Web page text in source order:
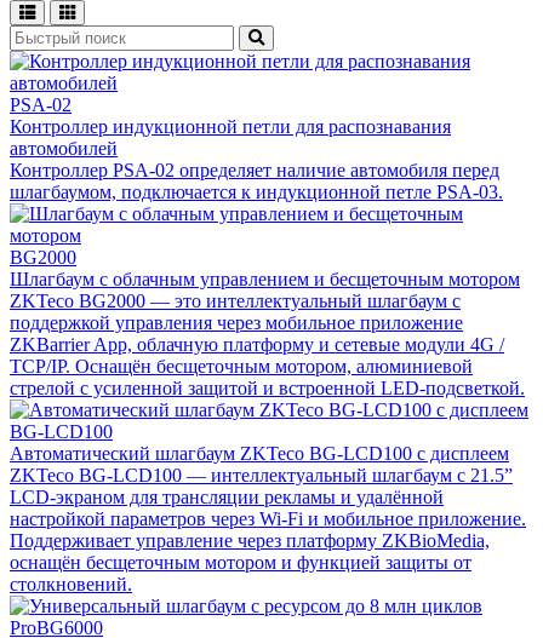
PSA-02
Контроллер индукционной петли для распознавания
автомобилей
Контроллер PSA-02 определяет наличие автомобиля перед
шлагбаумом, подключается к индукционной петле PSA-03.
BG2000
Шлагбаум с облачным управлением и бесщеточным мотором
ZKTeco BG2000 — это интеллектуальный шлагбаум с
поддержкой управления через мобильное приложение
ZKBarrier App, облачную платформу и сетевые модули 4G /
TCP/IP. Оснащён бесщеточным мотором, алюминиевой
стрелой с усиленной защитой и встроенной LED-подсветкой.
BG-LCD100
Автоматический шлагбаум ZKTeco BG-LCD100 с дисплеем
ZKTeco BG-LCD100 — интеллектуальный шлагбаум с 21.5”
LCD-экраном для трансляции рекламы и удалённой
настройкой параметров через Wi-Fi и мобильное приложение.
Поддерживает управление через платформу ZKBioMedia,
оснащён бесщеточным мотором и функцией защиты от
столкновений.
ProBG6000